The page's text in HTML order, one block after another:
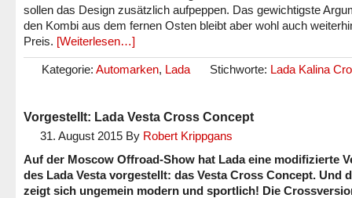
sollen das Design zusätzlich aufpeppen. Das gewichtigste
den Kombi aus dem fernen Osten bleibt aber wohl auch
Preis. [Weiterlesen…]
Kategorie: Automarken, Lada Stichworte: Lada Kalina
Vorgestellt: Lada Vesta Cross Concept
31. August 2015 By Robert Krippgans
Auf der Moscow Offroad-Show hat Lada eine modifizierte
des Lada Vesta vorgestellt: das Vesta Cross Concept. Und
zeigt sich ungemein modern und sportlich! Die